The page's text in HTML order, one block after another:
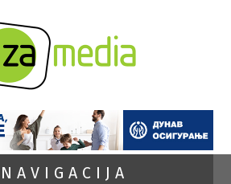
NAVIGACIJA